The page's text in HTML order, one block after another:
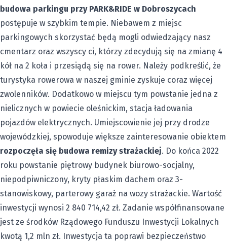
budowa parkingu przy PARK&RIDE w Dobroszycach
postępuje w szybkim tempie. Niebawem z miejsc
parkingowych skorzystać będą mogli odwiedzający nasz
cmentarz oraz wszyscy ci, którzy zdecydują się na zmianę 4
kół na 2 koła i przesiądą się na rower. Należy podkreślić, że
turystyka rowerowa w naszej gminie zyskuje coraz więcej
zwolenników. Dodatkowo w miejscu tym powstanie jedna z
nielicznych w powiecie oleśnickim, stacja ładowania
pojazdów elektrycznych. Umiejscowienie jej przy drodze
wojewódzkiej, spowoduje większe zainteresowanie obiektem
rozpoczęła się budowa remizy strażackiej. Do końca 2022
roku powstanie piętrowy budynek biurowo-socjalny,
niepodpiwniczony, kryty płaskim dachem oraz 3-
stanowiskowy, parterowy garaż na wozy strażackie. Wartość
inwestycji wynosi 2 840 714,42 zł. Zadanie współfinansowane
jest ze środków Rządowego Funduszu Inwestycji Lokalnych
kwotą 1,2 mln zł. Inwestycja ta poprawi bezpieczeństwo